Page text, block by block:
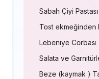
Sabah Çiyi Pastası
Tost ekmeğinden
Lebeniye Corbasi
Salata ve
Beze (kaymak )